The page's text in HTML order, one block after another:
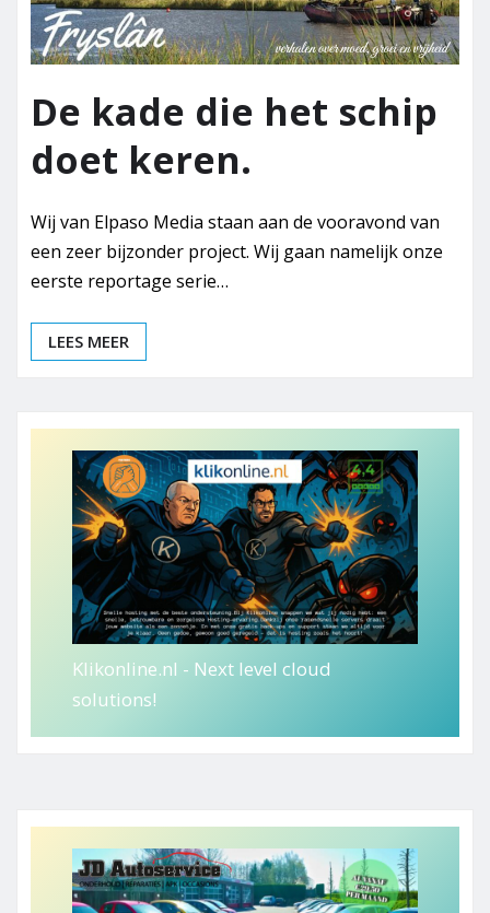
De kade die het schip
doet keren.
Wij van Elpaso Media staan aan de vooravond van
een zeer bijzonder project. Wij gaan namelijk onze
eerste reportage serie…
LEES MEER
Klikonline.nl - Next level cloud
solutions!